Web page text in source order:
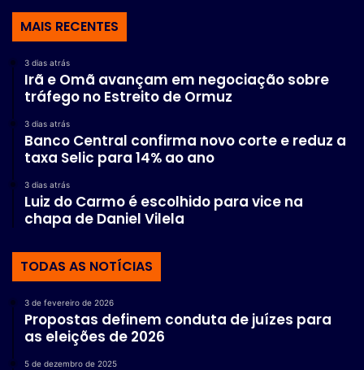
MAIS RECENTES
3 dias atrás
Irã e Omã avançam em negociação sobre
tráfego no Estreito de Ormuz
3 dias atrás
Banco Central confirma novo corte e reduz a
taxa Selic para 14% ao ano
3 dias atrás
Luiz do Carmo é escolhido para vice na
chapa de Daniel Vilela
TODAS AS NOTÍCIAS
3 de fevereiro de 2026
Propostas definem conduta de juízes para
as eleições de 2026
5 de dezembro de 2025